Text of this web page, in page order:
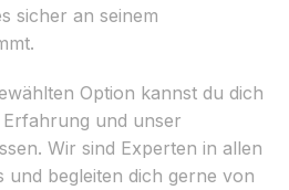
sicher an seinem
Option kannst du dich
und unser
Wir sind Experten in allen
und begleiten dich gerne von